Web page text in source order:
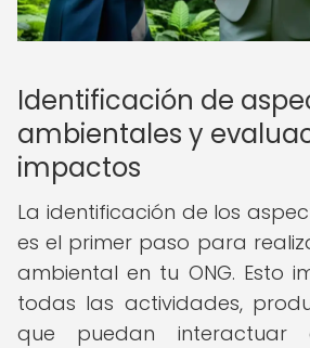
Identificación de
ambientales y
impactos
La identificación de los
es el primer paso para
ambiental en tu ONG. Esto
todas las actividades,
que puedan